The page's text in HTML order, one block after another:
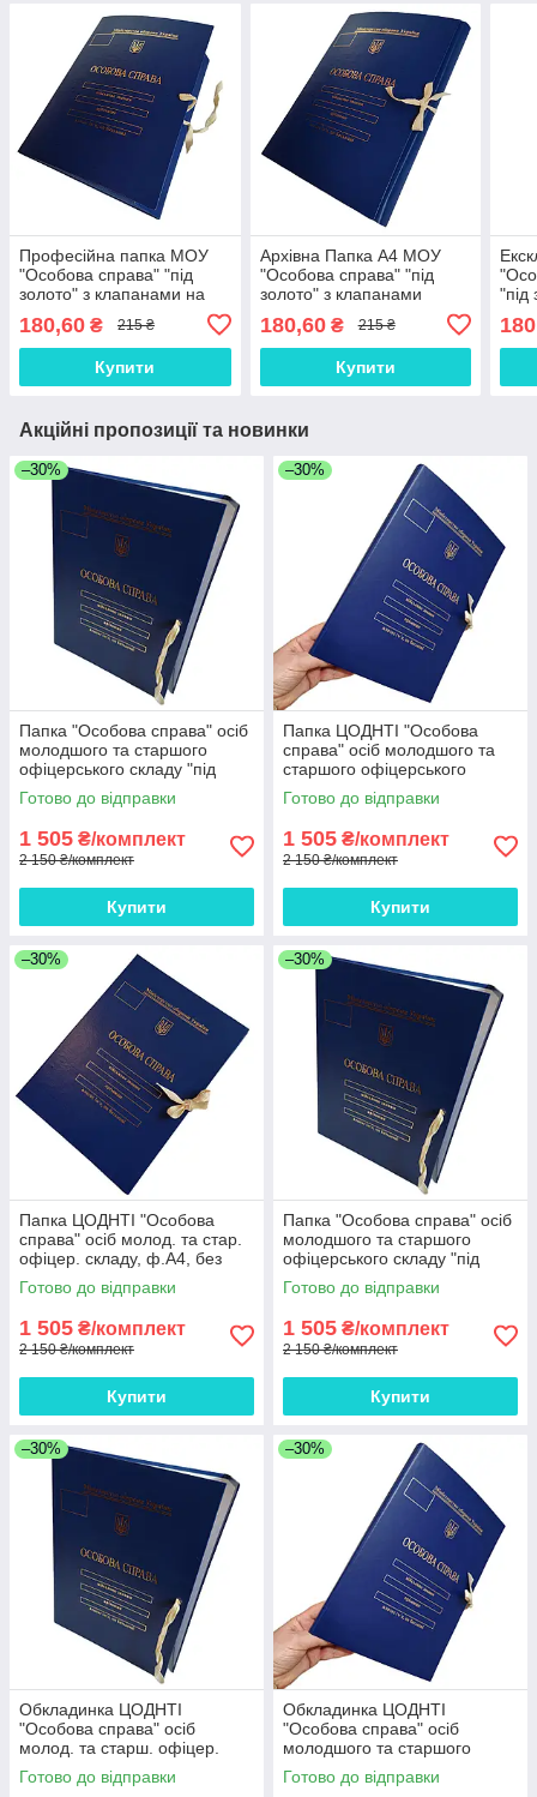
Професійна папка МОУ
"Особова справа" "під
золото" з клапанами на
зав'язках ПPMOУ-LD-A4-
BT-30/2, ф. А4, бумвініл
30 мм
180,60 ₴ 215 ₴
Купити
Архівна Папка А4 МОУ
"Особова справа" "під
золото" з клапанами
зав'язки, корінець 30 мм,
бумвініл-покриття
180,60₴ 215 ₴
Купити
"під
Акційні пропозиції та новинки
–30%
Папка "Особова справа" осіб
молодшого та старшого
офіцерського складу "під
золото" на зав'язках, без
клапанів, ЦОДНТІ 10мм*10
Готово до відправки
1 505 ₴/комплект
2 150 ₴/комплект
Купити
–30%
Папка ЦОДНТІ "Особова
справа" осіб молодшого та
старшого офіцерського
складу "під золото", А4, без
клапанів, бумвініл, 10мм*10
Готово до відправки
1 505 ₴/комплект
2 150 ₴/комплект
Купити
–30%
Папка ЦОДНТІ "Особова
справа" осіб молод. та стар.
офіцер. складу, ф.А4, без
клапан., бумвініл з
тисненням "під золото"
Готово до відправки
1 505 ₴/комплект
2 150 ₴/комплект
Купити
–30%
Папка "Особова справа" осіб
молодшого та старшого
офіцерського складу "під
золото", ЦОДНТІ, без
клапанів, бумвініл 10мм*10
Готово до відправки
1 505 ₴/комплект
2 150 ₴/комплект
Купити
–30%
Обкладинка ЦОДНТІ
"Особова справа" осіб
молод. та старш. офіцер.
складу з тисненням "під
золото", без клапан., бумвініл
Готово до відправки
–30%
Обкладинка ЦОДНТІ
"Особова справа" осіб
молодшого та старшого
офіцерського складу "під
золото" А4, без клап.,
Готово до відправки